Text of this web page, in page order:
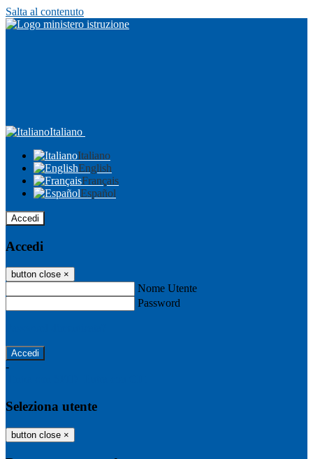
Salta al contenuto
Italiano
Italiano
English
Français
Español
Accedi
Accedi
button close ×
Nome Utente
Password
-
Seleziona utente
button close ×